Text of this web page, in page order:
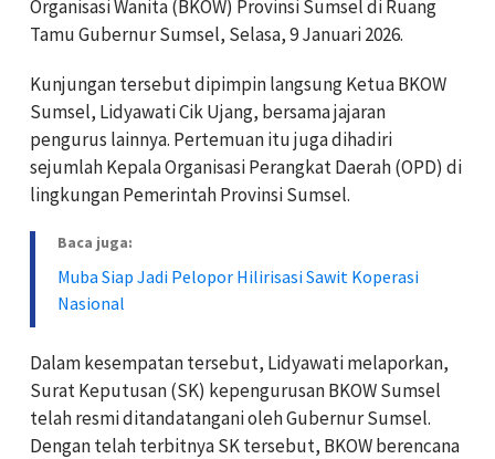
Organisasi Wanita (BKOW) Provinsi Sumsel di Ruang
Tamu Gubernur Sumsel, Selasa, 9 Januari 2026.
Kunjungan tersebut dipimpin langsung Ketua BKOW
Sumsel, Lidyawati Cik Ujang, bersama jajaran
pengurus lainnya. Pertemuan itu juga dihadiri
sejumlah Kepala Organisasi Perangkat Daerah (OPD) di
lingkungan Pemerintah Provinsi Sumsel.
Baca juga:
Muba Siap Jadi Pelopor Hilirisasi Sawit Koperasi
Nasional
Dalam kesempatan tersebut, Lidyawati melaporkan,
Surat Keputusan (SK) kepengurusan BKOW Sumsel
telah resmi ditandatangani oleh Gubernur Sumsel.
Dengan telah terbitnya SK tersebut, BKOW berencana